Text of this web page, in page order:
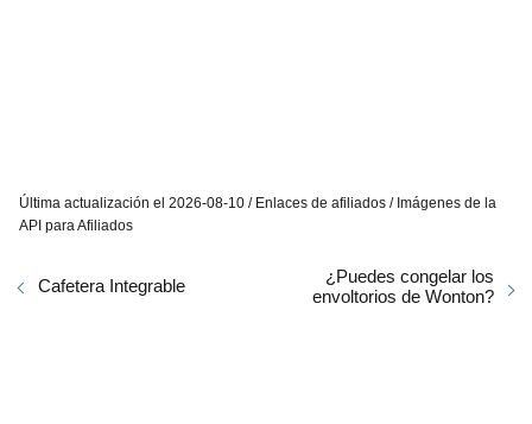
Última actualización el 2026-08-10 / Enlaces de afiliados / Imágenes de la
API para Afiliados
Cafetera Integrable
¿Puedes congelar los
envoltorios de Wonton?